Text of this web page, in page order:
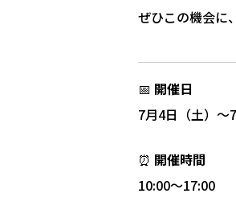
ぜひこの機会に
📅 開催日
7月4日（土）～
⏰ 開催時間
10:00～17:00